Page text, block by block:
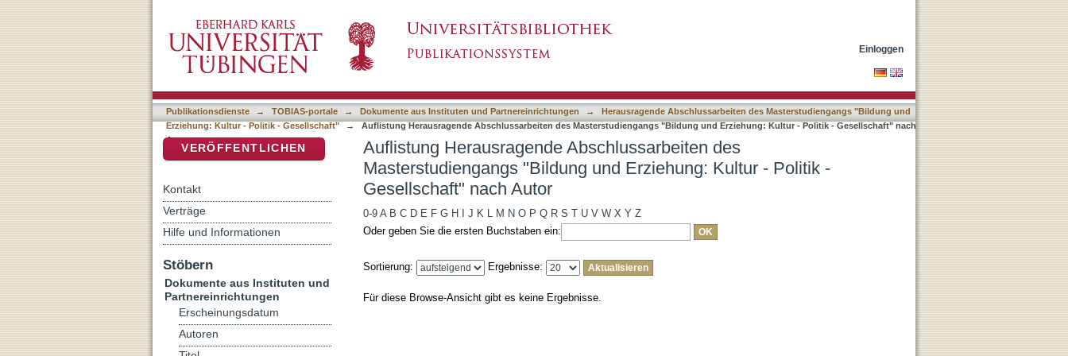
Kultur - Politik - Gesellschaft" nach Autor
Einloggen
Publikationsdienste → TOBIAS-portale → Dokumente aus Instituten und Partnereinrichtungen →
Herausragende Abschlussarbeiten des Masterstudiengangs "Bildung und
Erziehung: Kultur - Politik - Gesellschaft"
→
Auflistung Herausragende Abschlussarbeiten des Masterstudiengangs "Bildung und Erziehung: Kultur - Politik - Gesellschaft" nach
Autor
Auflistung Herausragende Abschlussarbeiten des
Masterstudiengangs "Bildung und Erziehung: Kultur - Politik -
Gesellschaft" nach Autor
0-9 A B C D E F G H J K L M N O P Q R S T U V W X Y Z
Oder geben Sie die ersten Buchstaben ein:
Sortierung: Ergebnisse:
Für diese Browse-Ansicht gibt es keine Ergebnisse.
VERÖFFENTLICHEN
Kontakt
Verträge
Hilfe und Informationen
Stöbern
Dokumente aus Instituten und
Partnereinrichtungen
Erscheinungsdatum
Autoren